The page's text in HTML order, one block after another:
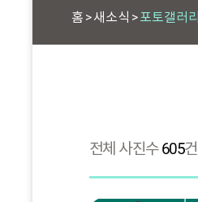
홈 새소식 포토갤러리
전체 사진수605건